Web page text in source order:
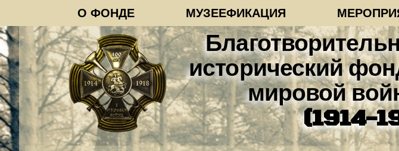
О ФОНДЕ МУЗЕЕФИКАЦИЯ
исторический
мировой
(1914-